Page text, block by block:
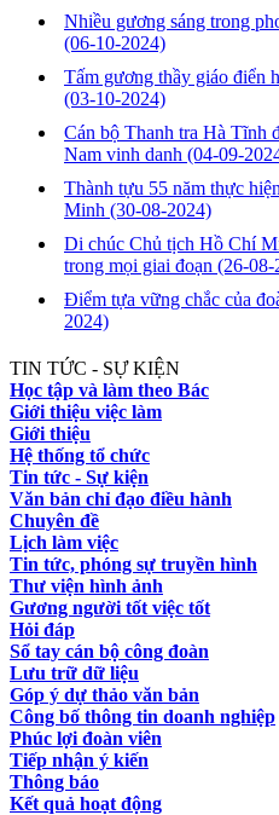
Nhiều gương sáng trong
(06-10-2024)
Tấm gương thầy giáo điển
(03-10-2024)
Cán bộ Thanh tra Hà Tĩnh
Nam vinh danh (04-09-
Thành tựu 55 năm thực
Minh (30-08-2024)
Di chúc Chủ tịch Hồ Chí
trong mọi giai đoạn (26-08-
Điểm tựa vững chắc của
2024)
TIN TỨC - SỰ KIỆN
Học tập và làm theo Bác
Giới thiệu việc làm
Giới thiệu
Hệ thống tổ chức
Tin tức - Sự kiện
Văn bản chỉ đạo điều hành
Chuyên đề
Lịch làm việc
Tin tức, phóng sự truyền hình
Thư viện hình ảnh
Gương người tốt việc tốt
Hỏi đáp
Sổ tay cán bộ công đoàn
Lưu trữ dữ liệu
Góp ý dự thảo văn bản
Công bố thông tin doanh nghiệp
Phúc lợi đoàn viên
Tiếp nhận ý kiến
Thông báo
Kết quả hoạt động